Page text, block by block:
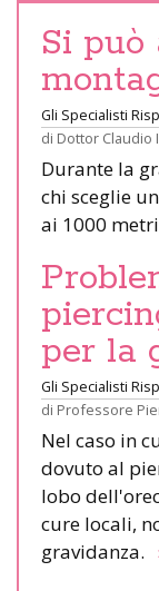
Si può
Gli Specialisti
di Dottor Claudio
Durante la
chi sceglie
ai 1000
per la
Gli Specialisti
di Professore
Nel caso in
dovuto al
lobo
cure locali,
gravidanza.